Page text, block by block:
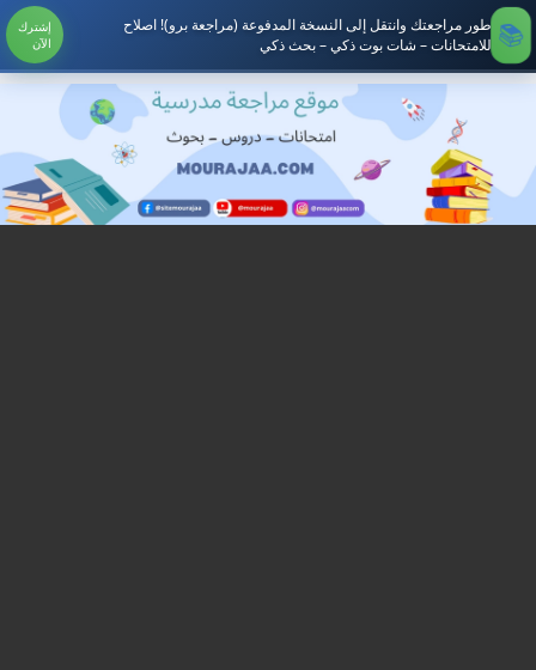
طور مراجعتك وانتقل إلى النسخة المدفوعة (مراجعة برو)! اصلاح
للامتحانات – شات بوت ذكي – بحث ذكي
إشترك
الآن